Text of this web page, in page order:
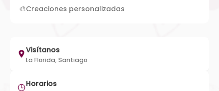
🎨Creaciones personalizadas
Visítanos
La Florida, Santiago
Horarios